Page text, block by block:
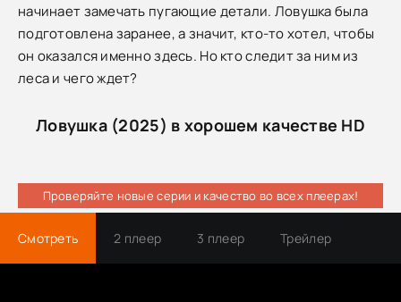
начинает замечать пугающие детали. Ловушка была
подготовлена заранее, а значит, кто-то хотел, чтобы
он оказался именно здесь. Но кто следит за ним из
леса и чего ждет?
Ловушка (2025) в хорошем качестве HD
Проверяйте новые серии и качество во всех плеерах!
Смотреть 2 плеер 3 плеер Трейлер